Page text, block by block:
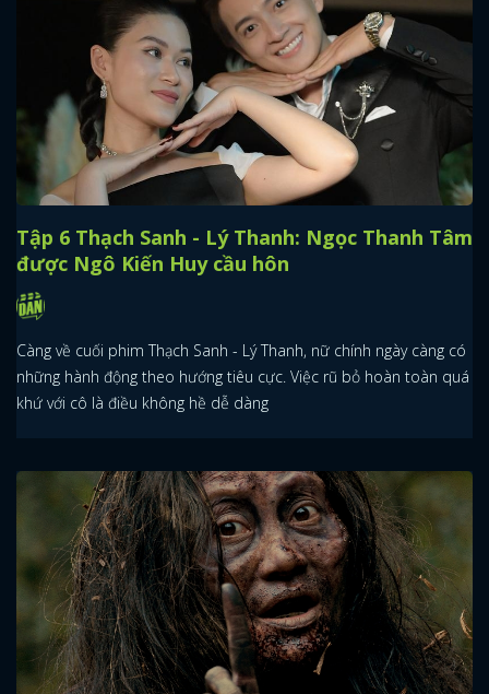
Tập 6 Thạch Sanh - Lý Thanh: Ngọc Thanh Tâm
được Ngô Kiến Huy cầu hôn
Càng về cuối phim Thạch Sanh - Lý Thanh, nữ chính ngày càng có
những hành động theo hướng tiêu cực. Việc rũ bỏ hoàn toàn quá
khứ với cô là điều không hề dễ dàng